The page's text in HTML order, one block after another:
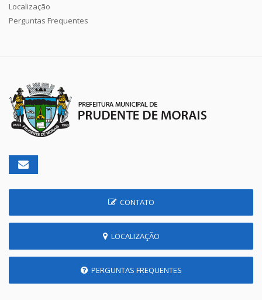
Localização
Perguntas Frequentes
CONTATO
LOCALIZAÇÃO
PERGUNTAS FREQUENTES